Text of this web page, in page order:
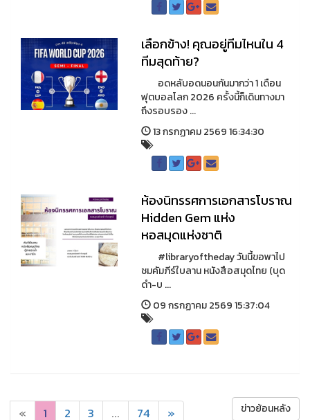
เลือกข้าง! คุณอยู่ทีมไหนใน 4
ทีมสุดท้าย?
อดหลับอดนอนกันมากว่า 1 เดือน
ฟุตบอลโลก 2026 ครั้งนี้ก็เดินทางมา
ถึงรอบรอง ...
13 กรกฏาคม 2569 16:34:30
ห้องนิทรรศการเอกสารโบราณ
Hidden Gem แห่ง
หอสมุดแห่งชาติ
#libraryoftheday วันนี้ขอพาไป
ชมคัมภีร์ใบลาน หนังสือสมุดไทย (บุด
ดำ-บ ...
09 กรกฏาคม 2569 15:37:04
« 1 2 3 ... 74 » ข่าวย้อนหลัง